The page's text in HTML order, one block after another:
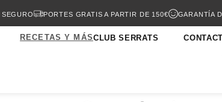
SEGURO PORTES GRATIS A PARTIR DE 150€ GARANTÍA
RECETAS Y MÁSCLUB SERRATS